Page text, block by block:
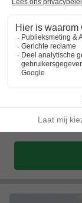
Bungalowpark
Zuid-holland,
Luxe nieuwe